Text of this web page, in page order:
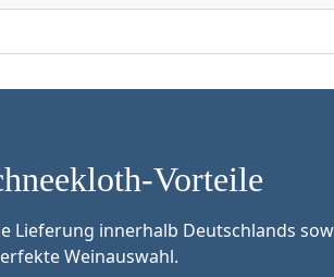
Vorteile
Lieferung innerhalb Deutschlands
Weinauswahl.